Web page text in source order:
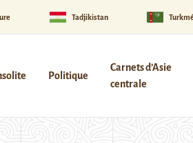
Tadjikistan
Politique
Carnets d’Asie
centrale